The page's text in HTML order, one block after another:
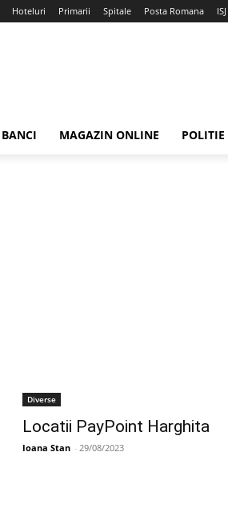
Hoteluri Primarii Spitale Posta Romana ISJ
BANCI MAGAZIN ONLINE POLITIE
Diverse
Locatii PayPoint Harghita
Ioana Stan - 29/08/2023